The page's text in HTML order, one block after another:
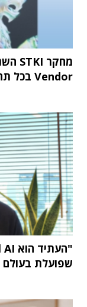
Vendor בכל תחומי שוק ה-IT
שפועלת בעולם